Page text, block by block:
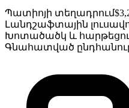
Պատիոյի տեղադրում
Լանդշաֆտային
Խոտածածկ և
Գնահատված